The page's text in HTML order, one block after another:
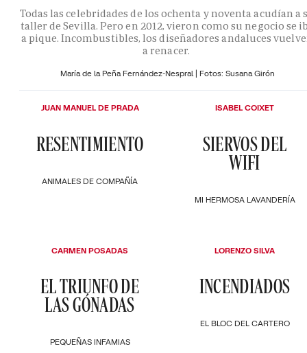
Todas las celebridades de los ochenta y noventa acudían a
taller de Sevilla. Pero en 2012, vieron como su negocio se
a pique. Incombustibles, los diseñadores andaluces
a renacer.
María de la Peña Fernández-Nespral | Fotos: Susana Girón
ANIMALES DE COMPAÑÍA
RESENTIMIENTO
JUAN MANUEL DE PRADA
MI HERMOSA LAVANDERÍA
SIERVOS DEL
WIFI
ISABEL COIXET
PEQUEÑAS INFAMIAS
EL TRIUNFO DE
LAS GÓNADAS
CARMEN POSADAS
EL BLOC DEL CARTERO
INCENDIADOS
LORENZO SILVA